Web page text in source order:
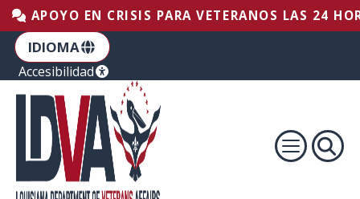
Saltar a la navegación principal
Saltar al contenido
Saltar al pie de página
APOYO EN CRISIS PARA VETERANOS LAS 24
IDIOMA
Accesibilidad